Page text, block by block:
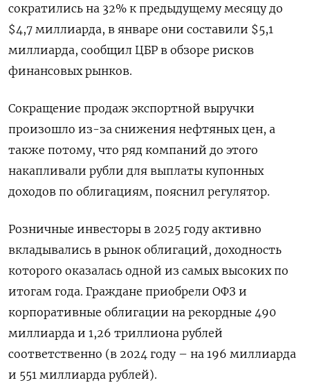
сократились на 32% к предыдущему месяцу до
$4,7 миллиарда, в январе они ⁠составили $5,1 ​
миллиарда, сообщил ЦБР ⁠в обзоре рисков
финансовых рынков.
Сокращение продаж экспортной выручки
⁠произошло из-за снижения нефтяных цен, а
также ‌потому, что ряд компаний до ‍этого
накапливали рубли для выплаты купонных
доходов ‌по облигациям, пояснил регулятор.
Розничные инвесторы в ​2025 году активно
вкладывались в рынок облигаций, доходность
которого оказалась одной из ⁠самых высоких по
итогам года. ‍Граждане приобрели ОФЗ и
корпоративные облигации на ‌рекордные 490
миллиарда и 1,26 триллиона рублей
соответственно (в 2024 году – на 196 миллиарда
и 551 миллиарда рублей).